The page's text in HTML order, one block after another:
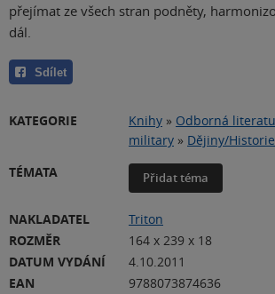
přejímat ze všech stran podněty,
dál.
Sdílet
KATEGORIE Knihy » Odborná
military » Dějiny/Historie
TÉMATA
Přidat téma
NAKLADATEL
Triton
ROZMĚR
164 x 239 x 18
DATUM VYDÁNÍ
4.10.2011
EAN
9788073874636